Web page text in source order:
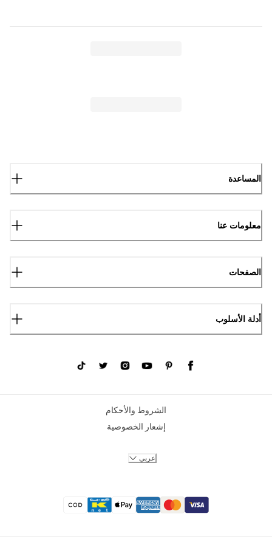
المساعدة
معلومات عنا
الصفحات
أدلة الأسلوب
الشروط والأحكام
إشعار الخصوصية
عربي